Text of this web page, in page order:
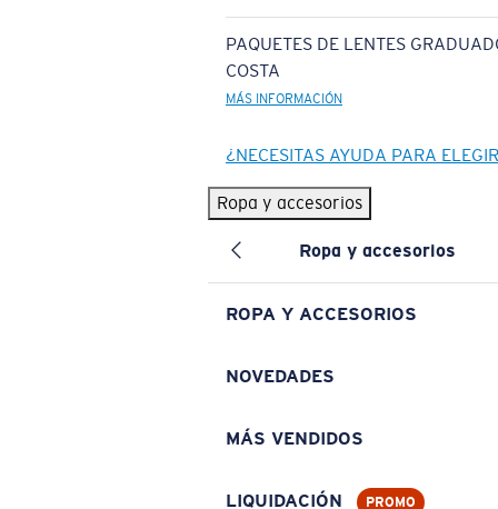
PAQUETES DE LENTES
COSTA
MÁS INFORMACIÓN
¿NECESITAS AYUDA PARA
Ropa y accesorios
Ropa y accesorios
ROPA Y ACCESORIOS
NOVEDADES
MÁS VENDIDOS
LIQUIDACIÓN PROMO